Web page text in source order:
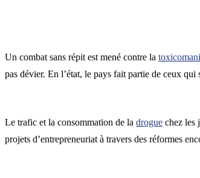
Un combat sans répit est mené contre la
pas dévier. En l’état, le pays fait partie de ceux
Le trafic et la consommation de la drogue chez les
projets d’entrepreneuriat à travers des réformes